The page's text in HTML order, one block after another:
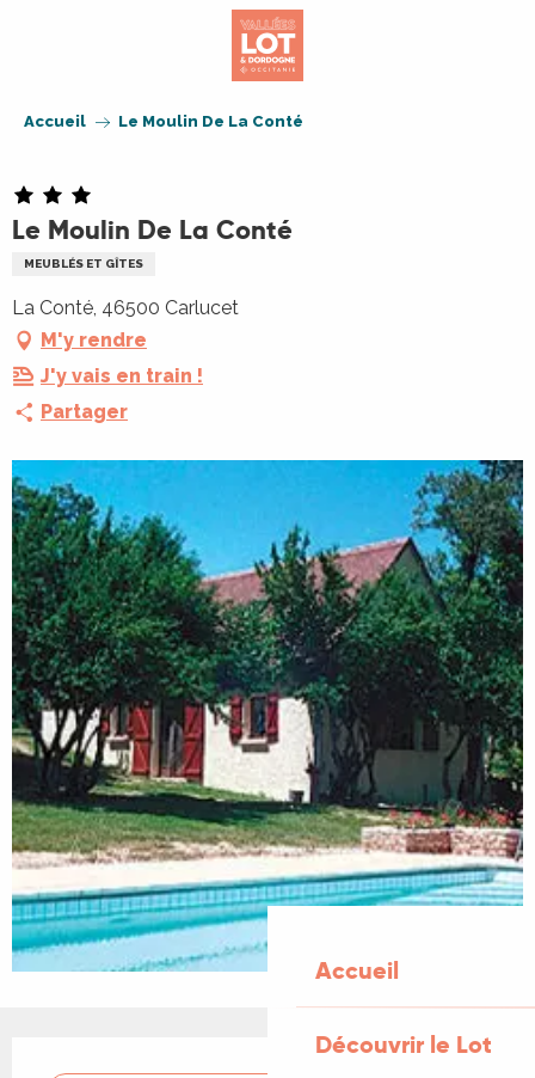
Accueil
Découvrir le Lot
Accueil Le Moulin De La Conté
Le Moulin De La Conté
MEUBLÉS ET GÎTES
La Conté, 46500 Carlucet
M'y rendre
J'y vais en train !
Partager
Ouverture et coordonnées